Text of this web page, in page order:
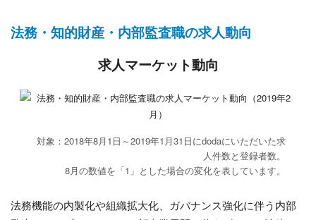
法務・知的財産・内部監査職の求人動向
求人マーケット動向
対象：2018年8月1日～2019年1月31日にdodaにいただいた求
人件数と登録者数。
8月の数値を「1」とした場合の変化を表しています。
法務機能の内製化や組織拡大化、ガバナンス強化に伴う内部